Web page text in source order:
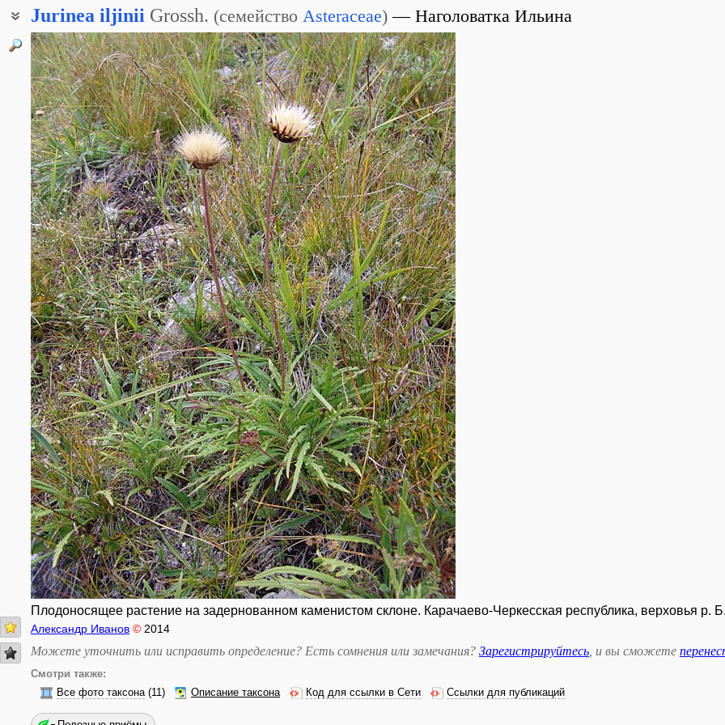
Jurinea iljinii Grossh. (семейство Asteraceae) Наголоватка Ильина
Плодоносящее растение на задернованном каменистом склоне. Карачаево-Черкесская республика, верховья р.
Александр Иванов © 2014
Можете уточнить или исправить определение? Есть сомнения или замечания? Зарегистрируйтесь , и вы сможете
Смотри также:
Все фото таксона(11) Описание таксона Код для ссылки в Сети Ссылки для публикаций